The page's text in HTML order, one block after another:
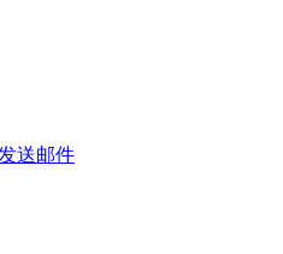
送邮件